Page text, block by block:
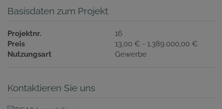
Basisdaten zum Projekt
Projektnr.
16
Preis
13,00 € - 1.389.000,00 €
Nutzungsart
Gewerbe
Kontaktieren Sie uns